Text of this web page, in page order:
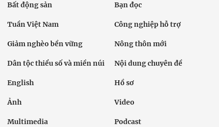
Bất động sản Bạn đọc
Tuần Việt Nam Công nghiệp hỗ trợ
Giảm nghèo bền vững Nông thôn mới
Dân tộc thiểu số và miền núi Nội dung chuyên đề
English Hồ sơ
Ảnh Video
Multimedia Podcast